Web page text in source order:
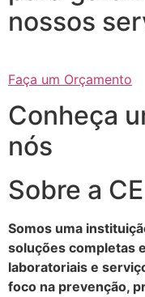
nossos
Faça um Orçamento
Conheça
nós
Sobre a
Somos uma
soluções completas
laboratoriais e
foco na prevenção,